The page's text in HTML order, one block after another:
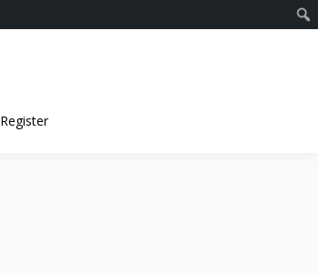
Register